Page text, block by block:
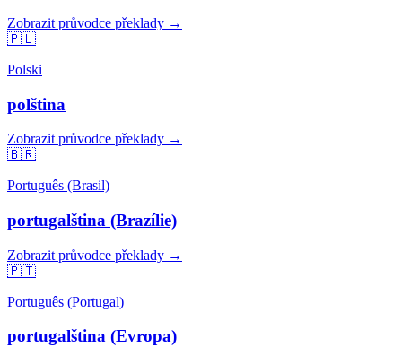
Zobrazit průvodce překlady →
🇵🇱
Polski
polština
Zobrazit průvodce překlady →
🇧🇷
Português (Brasil)
portugalština (Brazílie)
Zobrazit průvodce překlady →
🇵🇹
Português (Portugal)
portugalština (Evropa)